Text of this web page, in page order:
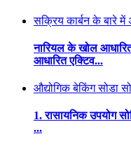
सक्रिय कार्बन के बारे
नारियल के खोल
आधारित एक्टिव...
औद्योगिक बेकिंग सोडा
1. रासायनिक उपयोग
...